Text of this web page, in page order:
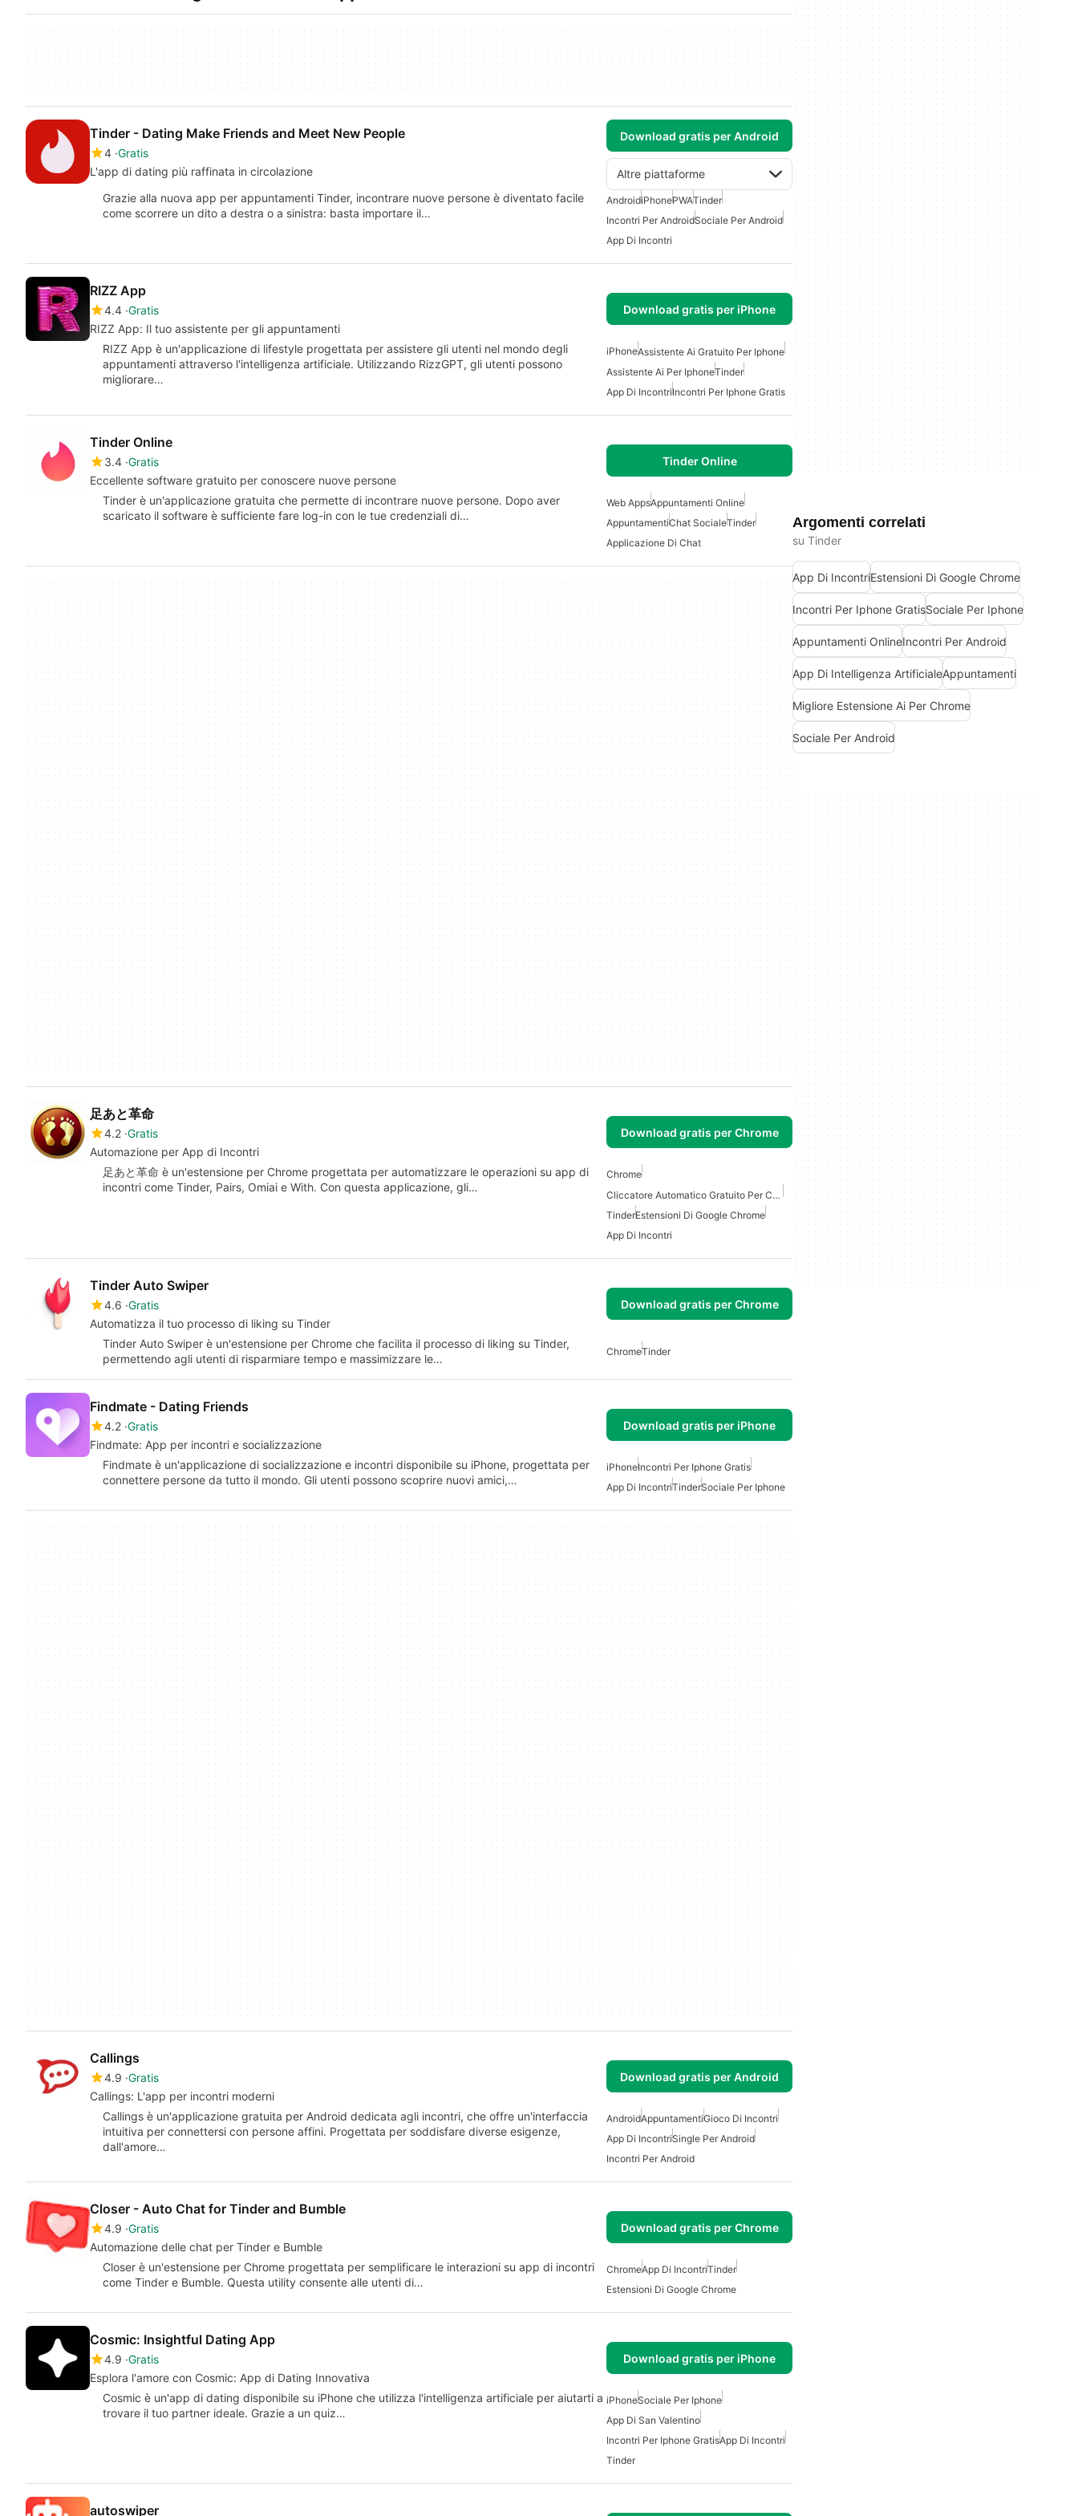
Tinder - Dating Make Friends and Meet New People
4 Gratis
L'app di dating più raffinata in circolazione
Download gratis per Android
Altre piattaforme
Grazie alla nuova app per appuntamenti Tinder, incontrare nuove persone è diventato facile
come scorrere un dito a destra o a sinistra: basta importare il…
AndroidiPhonePWATinder
Incontri Per AndroidSociale Per Android
App Di Incontri
RIZZ App
4.4 Gratis
RIZZ App: Il tuo assistente per gli appuntamenti
Download gratis per iPhone
RIZZ App è un'applicazione di lifestyle progettata per assistere gli utenti nel mondo degli
appuntamenti attraverso l'intelligenza artificiale. Utilizzando RizzGPT, gli utenti possono
migliorare…
iPhoneAssistente Ai Gratuito Per Iphone
Assistente Ai Per IphoneTinder
App Di IncontriIncontri Per Iphone Gratis
Tinder Online
3.4 Gratis
Eccellente software gratuito per conoscere nuove persone
Tinder Online
Tinder è un'applicazione gratuita che permette di incontrare nuove persone. Dopo aver
scaricato il software è sufficiente fare log-in con le tue credenziali di…
Web AppsAppuntamenti Online
AppuntamentiChat SocialeTinder
Applicazione Di Chat
足あと革命
4.2 Gratis
Automazione per App di Incontri
Download gratis per Chrome
足あと革命 è un'estensione per Chrome progettata per automatizzare le operazioni su app di
incontri come Tinder, Pairs, Omiai e With. Con questa applicazione, gli…
Chrome
Cliccatore Automatico Gratuito Per Chrome
TinderEstensioni Di Google Chrome
App Di Incontri
Tinder Auto Swiper
4.6 Gratis
Automatizza il tuo processo di liking su Tinder
Download gratis per Chrome
Tinder Auto Swiper è un'estensione per Chrome che facilita il processo di liking su Tinder,
permettendo agli utenti di risparmiare tempo e massimizzare le…
ChromeTinder
Findmate - Dating Friends
4.2 Gratis
Findmate: App per incontri e socializzazione
Download gratis per iPhone
Findmate è un'applicazione di socializzazione e incontri disponibile su iPhone, progettata per
connettere persone da tutto il mondo. Gli utenti possono scoprire nuovi amici,…
iPhoneIncontri Per Iphone Gratis
App Di IncontriTinderSociale Per Iphone
Callings
4.9 Gratis
Callings: L'app per incontri moderni
Download gratis per Android
Callings è un'applicazione gratuita per Android dedicata agli incontri, che offre un'interfaccia
intuitiva per connettersi con persone affini. Progettata per soddisfare diverse esigenze,
dall'amore…
AndroidAppuntamentiGioco Di Incontri
App Di IncontriSingle Per Android
Incontri Per Android
Closer - Auto Chat for Tinder and Bumble
4.9 Gratis
Automazione delle chat per Tinder e Bumble
Download gratis per Chrome
Closer è un'estensione per Chrome progettata per semplificare le interazioni su app di incontri
come Tinder e Bumble. Questa utility consente alle utenti di…
ChromeApp Di IncontriTinder
Estensioni Di Google Chrome
Cosmic: Insightful Dating App
4.9 Gratis
Esplora l'amore con Cosmic: App di Dating Innovativa
Download gratis per iPhone
Cosmic è un'app di dating disponibile su iPhone che utilizza l'intelligenza artificiale per aiutarti a
trovare il tuo partner ideale. Grazie a un quiz…
iPhoneSociale Per Iphone
App Di San Valentino
Incontri Per Iphone GratisApp Di Incontri
Tinder
autoswiper
Argomenti correlati
su Tinder
App Di IncontriEstensioni Di Google Chrome
Incontri Per Iphone GratisSociale Per Iphone
Appuntamenti OnlineIncontri Per Android
App Di Intelligenza ArtificialeAppuntamenti
Migliore Estensione Ai Per Chrome
Sociale Per Android